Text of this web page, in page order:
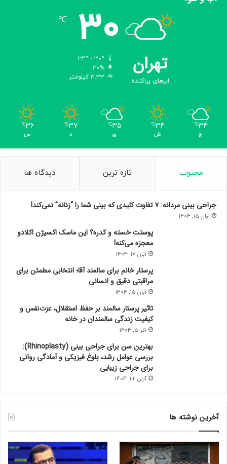
تهران
ابرهای پراکنده
30
℃
30%
3.33 کیلومتر
34
℃
ج
34
℃
ش
35
℃
ی
37
℃
د
36
℃
س
محبوب تازه ترین دیدگاه ها
جراحی بینی مردانه: ۷ تفاوت کلیدی که بینی شما را “زنانه” نمی‌کند!
آبان 15, 1404
پوستت خسته و کدره؟ این ماسک اکسیژن اکلادو
معجزه می‌کنه!
آبان 17, 1404
پرستار خانم برای سالمند آقا؛ انتخابی مطمئن برای
مراقبتی دقیق و انسانی
آبان 15, 1404
تاثیر پرستار سالمند بر حفظ استقلال، عزت‌نفس و
کیفیت زندگی سالمندان در خانه
آذر 5, 1404
بهترین سن برای جراحی بینی (Rhinoplasty):
بررسی عوامل رشد، بلوغ فیزیکی و آمادگی روانی
برای جراحی زیبایی
آبان 22, 1404
آخرین نوشته ها